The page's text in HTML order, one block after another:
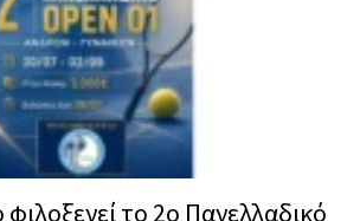
το 2ο Πανελλαδικό